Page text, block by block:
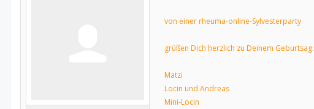
von einer rheuma-online-Sylvesterparty
grüßen Dich herzlich zu Deinem Geburtsag:
Matzi
Locin und Andreas
Mini-Locin